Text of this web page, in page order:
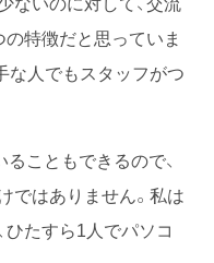
特徴だと思っていま
な人でもスタッフがつ
こともできるので、
ではありません。私は
たすら1人でパソコ